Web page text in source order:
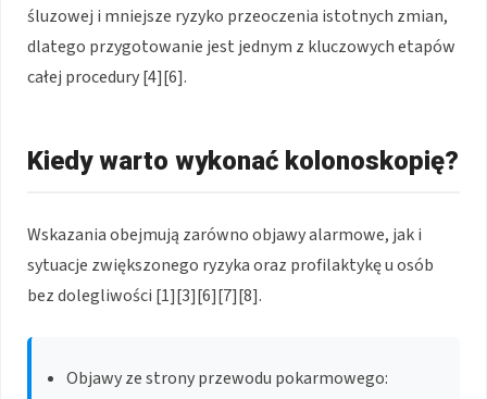
śluzowej i mniejsze ryzyko przeoczenia istotnych zmian,
dlatego przygotowanie jest jednym z kluczowych etapów
całej procedury [4][6].
Kiedy warto wykonać kolonoskopię?
Wskazania obejmują zarówno objawy alarmowe, jak i
sytuacje zwiększonego ryzyka oraz profilaktykę u osób
bez dolegliwości [1][3][6][7][8].
Objawy ze strony przewodu pokarmowego: